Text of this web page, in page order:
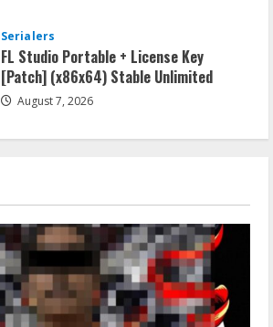
Serialers
FL Studio Portable + License Key
[Patch] (x86x64) Stable Unlimited
August 7, 2026
Hangus Dilalap Api
August 7, 2026
Serialers
Adobe Acrobat Pro 2021 Portable only
[100% Worked] [Windows] 2025